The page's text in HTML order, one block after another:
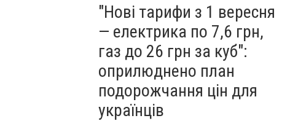
"Нові тарифи з 1 вересня
— електрика по 7,6 грн,
газ до 26 грн за куб":
оприлюднено план
подорожчання цін для
українців